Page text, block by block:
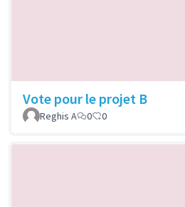
Vote pour le projet B
Reghis A 0 0